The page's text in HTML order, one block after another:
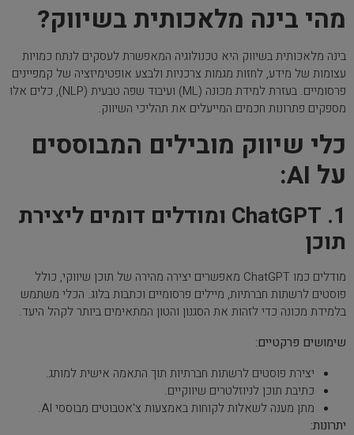
מהי בינה מלאכותית בשיווק?
בינה מלאכותית בשיווק היא טכנולוגיה המאפשרת לעסקים לנתח כמויות
עצומות של מידע, לחזות מגמות צרכניות ולבצע אופטימיזציה של קמפיינים
פרסומיים. בעזרת למידת מכונה (ML) ועיבוד שפה טבעית (NLP), כלים אלו
מספקים פתרונות חכמים המייעלים את תהליכי השיווק.
כלי שיווק מובילים המבוססים
על AI:
1. ChatGPT ומודלים דומים ליצירת
תוכן
מודלים כמו ChatGPT מאפשרים יצירה מהירה של תוכן שיווקי, כולל
פוסטים לרשתות חברתיות, מיילים פרסומיים וכתבות בלוג. הכלי משתמש
בלמידת מכונה כדי לזהות את הסגנון והטון המתאימים ביותר לקהל היעד.
שימושים פרקטיים:
יצירת פוסטים לרשתות חברתיות תוך התאמה אישית למותג.
כתיבת תוכן לניוזלטרים שיווקיים.
מתן מענה לשאלות לקוחות באמצעות צ'אטבוטים מבוססי AI.
יתרונות: